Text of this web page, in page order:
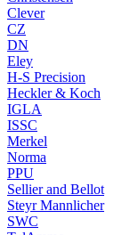
Clever
CZ
DN
Eley
H-S Precision
Heckler & Koch
IGLA
ISSC
Merkel
Norma
PPU
Sellier and Bellot
Steyr Mannlicher
SWC